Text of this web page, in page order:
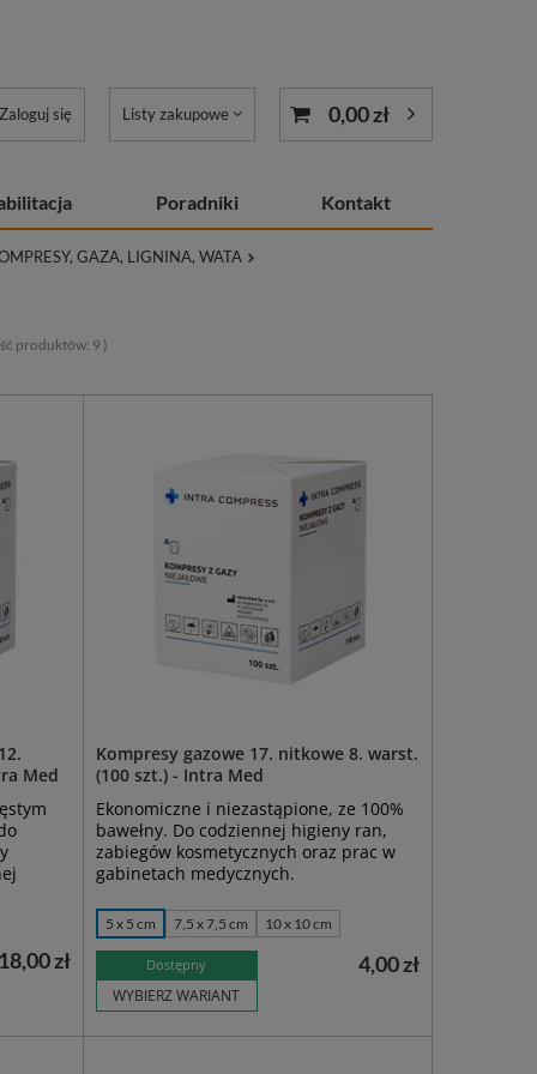
Zaloguj się Listy zakupowe 0,00 zł
Poradniki Kontakt
GAZA, LIGNINA, WATA
produktów: 9)
Med
18,00 zł
Kompresy gazowe 17. nitkowe 8. warst.
(100 szt.) - Intra Med
Ekonomiczne i niezastąpione, ze 100%
bawełny. Do codziennej higieny ran,
zabiegów kosmetycznych oraz prac w
gabinetach medycznych.
5 x 5 cm 7,5 x 7,5 cm 10 x 10 cm
Dostępny
WYBIERZ WARIANT
4,00 zł